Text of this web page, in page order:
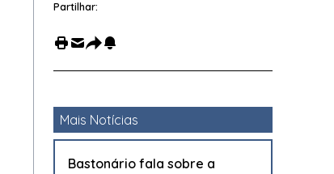
Partilhar:
Mais Notícias
Bastonário fala sobre a